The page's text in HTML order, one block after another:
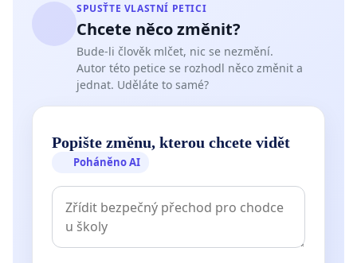
SPUSŤTE VLASTNÍ PETICI
Chcete něco změnit?
Bude-li člověk mlčet, nic se nezmění.
Autor této petice se rozhodl něco změnit a
jednat. Uděláte to samé?
Popište změnu, kterou chcete vidět
Poháněno AI